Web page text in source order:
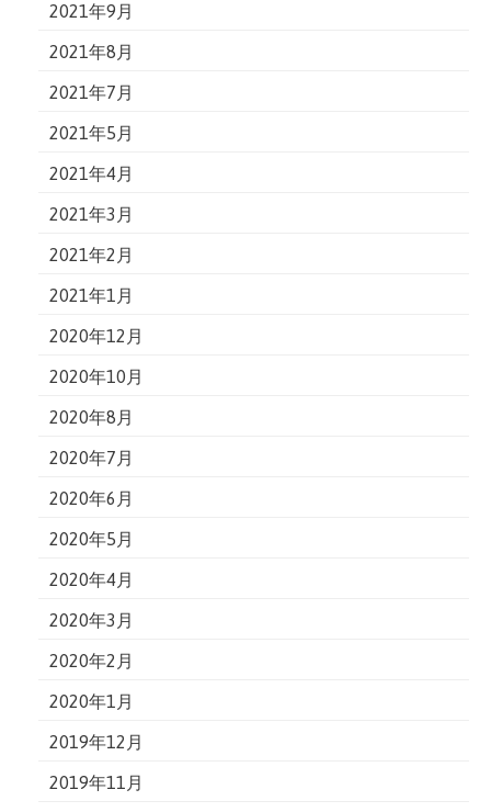
2021年9月
2021年8月
2021年7月
2021年5月
2021年4月
2021年3月
2021年2月
2021年1月
2020年12月
2020年10月
2020年8月
2020年7月
2020年6月
2020年5月
2020年4月
2020年3月
2020年2月
2020年1月
2019年12月
2019年11月